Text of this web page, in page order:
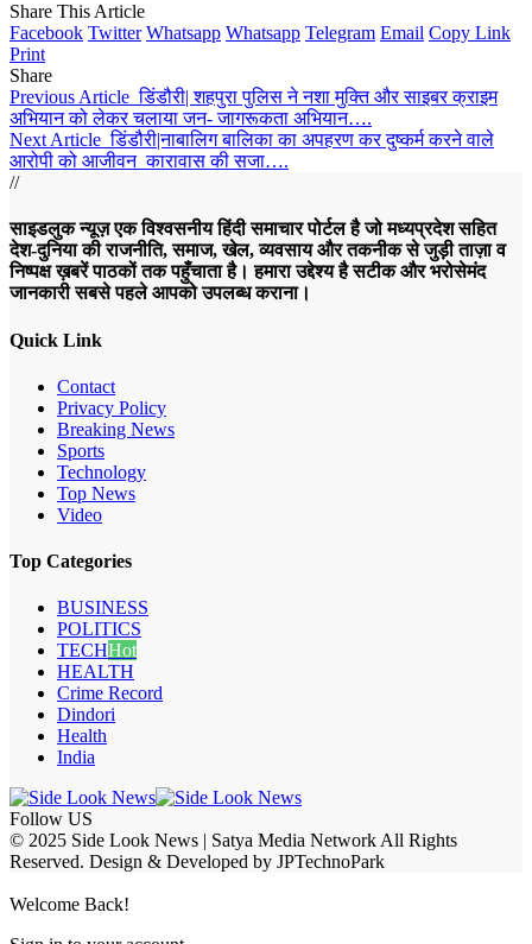
Share This Article
Facebook Twitter Whatsapp Whatsapp Telegram Email Copy Link
Print
Share
Previous Article डिंडौरी| शहपुरा पुलिस ने नशा मुक्ति और साइबर क्राइम
अभियान को लेकर चलाया जन- जागरूकता अभियान….
Next Article डिंडौरी|नाबालिग बालिका का अपहरण कर दुष्‍कर्म करने वाले
आरोपी को आजीवन कारावास की सजा….
//
साइडलुक न्यूज़ एक विश्वसनीय हिंदी समाचार पोर्टल है जो मध्यप्रदेश सहित
देश-दुनिया की राजनीति, समाज, खेल, व्यवसाय और तकनीक से जुड़ी ताज़ा व
निष्पक्ष ख़बरें पाठकों तक पहुँचाता है। हमारा उद्देश्य है सटीक और भरोसेमंद
जानकारी सबसे पहले आपको उपलब्ध कराना।
Quick Link
Contact
Privacy Policy
Breaking News
Sports
Technology
Top News
Video
Top Categories
BUSINESS
POLITICS
TECHHot
HEALTH
Crime Record
Dindori
Health
India
Follow US
© 2025 Side Look News | Satya Media Network All Rights
Reserved. Design & Developed by JPTechnoPark
Welcome Back!